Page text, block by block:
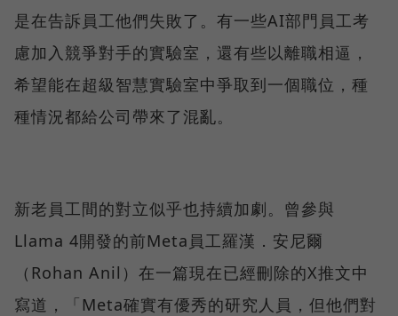
是在告訴員工他們失敗了。有一些AI部門員工考
慮加入競爭對手的實驗室，還有些以離職相逼，
希望能在超級智慧實驗室中爭取到一個職位，種
種情況都給公司帶來了混亂。
新老員工間的對立似乎也持續加劇。曾參與
Llama 4開發的前Meta員工羅漢．安尼爾
（Rohan Anil）在一篇現在已經刪除的X推文中
寫道，「Meta確實有優秀的研究人員，但他們對